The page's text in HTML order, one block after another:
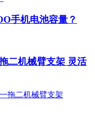
手机电池容量？
二机械臂支架 灵活